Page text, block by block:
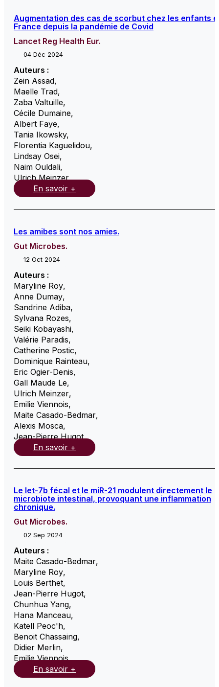
Augmentation des cas de scorbut chez les enfants
France depuis la pandémie de Covid
Lancet Reg Health Eur.
04 Déc 2024
Auteurs :
Zein Assad,
Maelle Trad,
Zaba Valtuille,
Cécile Dumaine,
Albert Faye,
Tania Ikowsky,
Florentia Kaguelidou,
Lindsay Osei,
Naim Ouldali,
Ulrich Meinzer,
En savoir +
Les amibes sont nos amies.
Gut Microbes.
12 Oct 2024
Auteurs :
Maryline Roy,
Anne Dumay,
Sandrine Adiba,
Sylvana Rozes,
Seiki Kobayashi,
Valérie Paradis,
Catherine Postic,
Dominique Rainteau,
Eric Ogier-Denis,
Gall Maude Le,
Ulrich Meinzer,
Emilie Viennois,
Maite Casado-Bedmar,
Alexis Mosca,
Jean-Pierre Hugot,
En savoir +
Le let-7b fécal et le miR-21 modulent directement le
microbiote intestinal, provoquant une inflammation
chronique.
Gut Microbes.
02 Sep 2024
Auteurs :
Maite Casado-Bedmar,
Maryline Roy,
Louis Berthet,
Jean-Pierre Hugot,
Chunhua Yang,
Hana Manceau,
Katell Peoc'h,
Benoit Chassaing,
Didier Merlin,
Emilie Viennois,
En savoir +